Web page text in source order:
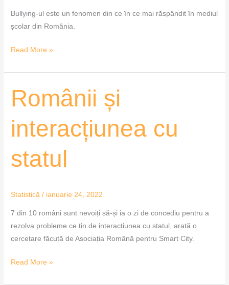
Bullying-ul este un fenomen din ce în ce mai răspândit în mediul
școlar din România.
Read More »
Românii și
interacțiunea cu
statul
Statistică / ianuarie 24, 2022
7 din 10 români sunt nevoiți să-și ia o zi de concediu pentru a
rezolva probleme ce țin de interacțiunea cu statul, arată o
cercetare făcută de Asociația Română pentru Smart City.
Românii
și
Read More »